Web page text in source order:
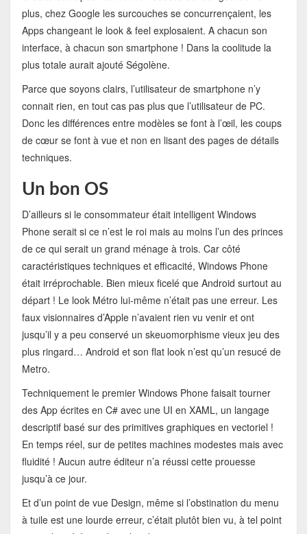
plus, chez Google les surcouches se concurrençaient, les
Apps changeant le look & feel explosaient. A chacun son
interface, à chacun son smartphone ! Dans la coolitude la
plus totale aurait ajouté Ségolène.
Parce que soyons clairs, l’utilisateur de smartphone n’y
connait rien, en tout cas pas plus que l’utilisateur de PC.
Donc les différences entre modèles se font à l’œil, les coups
de cœur se font à vue et non en lisant des pages de détails
techniques.
Un bon OS
D’ailleurs si le consommateur était intelligent Windows
Phone serait si ce n’est le roi mais au moins l’un des princes
de ce qui serait un grand ménage à trois. Car côté
caractéristiques techniques et efficacité, Windows Phone
était irréprochable. Bien mieux ficelé que Android surtout au
départ ! Le look Métro lui-même n’était pas une erreur. Les
faux visionnaires d’Apple n’avaient rien vu venir et ont
jusqu’il y a peu conservé un skeuomorphisme vieux jeu des
plus ringard… Android et son flat look n’est qu’un resucé de
Metro.
Techniquement le premier Windows Phone faisait tourner
des App écrites en C# avec une UI en XAML, un langage
descriptif basé sur des primitives graphiques en vectoriel !
En temps réel, sur de petites machines modestes mais avec
fluidité ! Aucun autre éditeur n’a réussi cette prouesse
jusqu’à ce jour.
Et d’un point de vue Design, même si l’obstination du menu
à tuile est une lourde erreur, c’était plutôt bien vu, à tel point